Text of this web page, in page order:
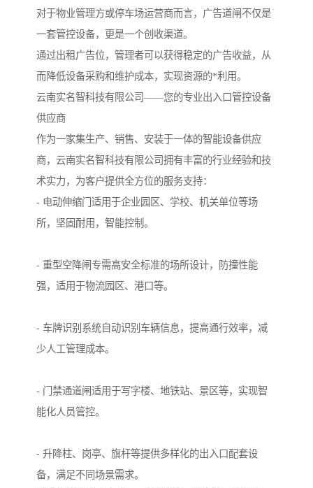
对于物业管理方或停车场运营商而言，广告道闸不仅是
一套管控设备，更是一个创收渠道。
通过出租广告位，管理者可以获得稳定的广告收益，从
而降低设备采购和维护成本，实现资源的*利用。
云南实名智科技有限公司——您的专业出入口管控设备
供应商
作为一家集生产、销售、安装于一体的智能设备供应
商，云南实名智科技有限公司拥有丰富的行业经验和技
术实力，为客户提供全方位的服务支持：
- 电动伸缩门适用于企业园区、学校、机关单位等场
所，坚固耐用，智能控制。
- 重型空降闸专需高安全标准的场所设计，防撞性能
强，适用于物流园区、港口等。
- 车牌识别系统自动识别车辆信息，提高通行效率，减
少人工管理成本。
- 门禁通道闸适用于写字楼、地铁站、景区等，实现智
能化人员管控。
- 升降柱、岗亭、旗杆等提供多样化的出入口配套设
备，满足不同场景需求。